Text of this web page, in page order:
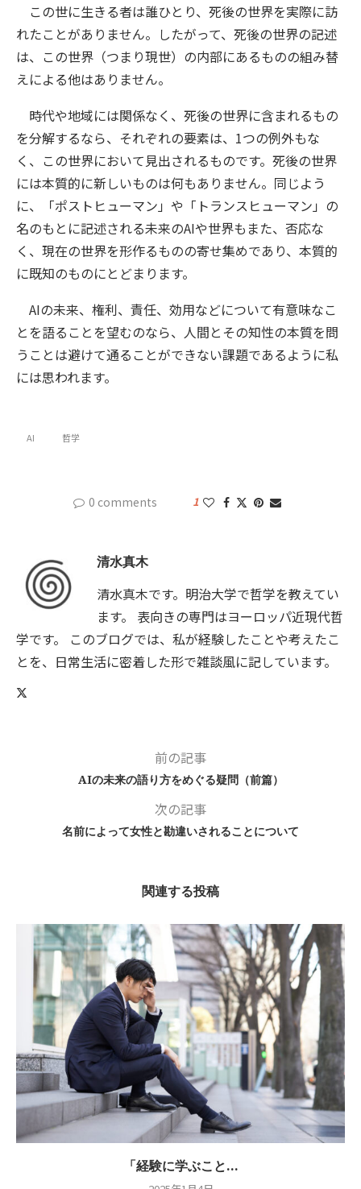
この世に生きる者は誰ひとり、死後の世界を実際に訪
れたことがありません。したがって、死後の世界の記述
は、この世界（つまり現世）の内部にあるものの組み替
えによる他はありません。
時代や地域には関係なく、死後の世界に含まれるもの
を分解するなら、それぞれの要素は、1つの例外もな
く、この世界において見出されるものです。死後の世界
には本質的に新しいものは何もありません。同じよう
に、「ポストヒューマン」や「トランスヒューマン」の
名のもとに記述される未来のAIや世界もまた、否応な
く、現在の世界を形作るものの寄せ集めであり、本質的
に既知のものにとどまります。
AIの未来、権利、責任、効用などについて有意味なこ
とを語ることを望むのなら、人間とその知性の本質を問
うことは避けて通ることができない課題であるように私
には思われます。
AI 哲学
0 comments 1
清水真木
清水真木です。明治大学で哲学を教えてい
ます。 表向きの専門はヨーロッパ近現代哲
学です。 このブログでは、私が経験したことや考えたこ
とを、日常生活に密着した形で雑談風に記しています。
前の記事
AIの未来の語り方をめぐる疑問（前篇）
次の記事
名前によって女性と勘違いされることについて
関連する投稿
「経験に学ぶこと...